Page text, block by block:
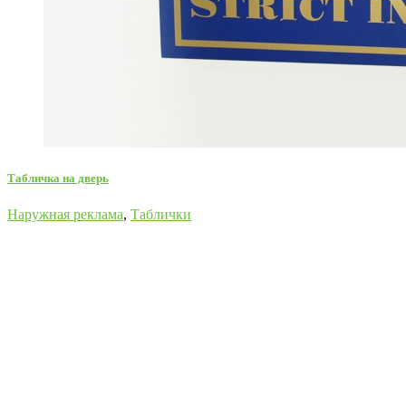
Табличка на дверь
Наружная реклама, Таблички